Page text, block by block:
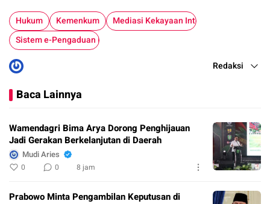
Hukum Kemenkum
Mediasi Kekayaan Intelektual
Sistem e-Pengaduan DJKI
Redaksi
Baca Lainnya
Wamendagri Bima Arya Dorong Penghijauan
Jadi Gerakan Berkelanjutan di Daerah
Mudi Aries
0 0 8 jam
Prabowo Minta Pengambilan Keputusan di